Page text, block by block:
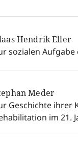
Hendrik Eller
sozialen
Meder
Geschichte ihrer
im 21.